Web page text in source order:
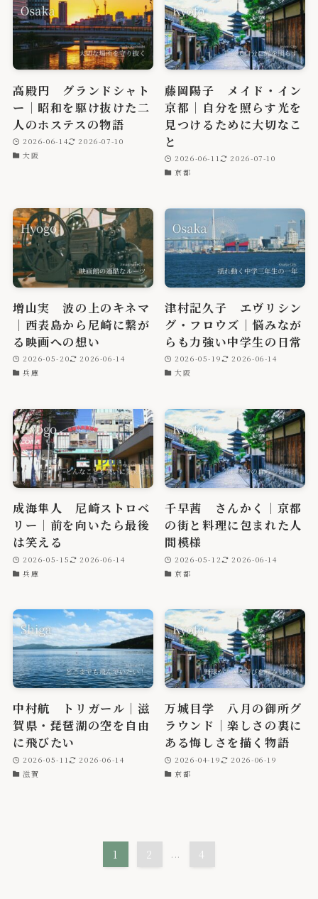
高殿円 グランドシャト
ー｜昭和を駆け抜けた二
人のホステスの物語
2026-06-14
2026-07-10
大阪
藤岡陽子 メイド・イン
京都｜自分を照らす光を
見つけるために大切なこ
と
2026-06-11
2026-07-10
京都
増山実 波の上のキネマ
｜西表島から尼崎に繋が
る映画への想い
2026-05-20
2026-06-14
兵庫
津村記久子 エヴリシン
グ・フロウズ｜悩みなが
らも力強い中学生の日常
2026-05-19
2026-06-14
大阪
成海隼人 尼崎ストロベ
リー｜前を向いたら最後
は笑える
2026-05-15
2026-06-14
兵庫
千早茜 さんかく｜京都
の街と料理に包まれた人
間模様
2026-05-12
2026-06-14
京都
中村航 トリガール｜滋
賀県・琵琶湖の空を自由
に飛びたい
2026-05-11
2026-06-14
滋賀
万城目学 八月の御所グ
ラウンド｜楽しさの裏に
ある悔しさを描く物語
2026-04-19
2026-06-19
京都
1 2 ... 4